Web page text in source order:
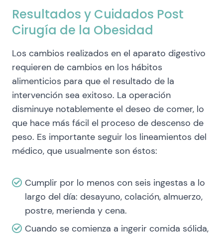
Resultados y Cuidados Post
Cirugía de la Obesidad
Los cambios realizados en el aparato digestivo
requieren de cambios en los hábitos
alimenticios para que el resultado de la
intervención sea exitoso. La operación
disminuye notablemente el deseo de comer, lo
que hace más fácil el proceso de descenso de
peso. Es importante seguir los lineamientos del
médico, que usualmente son éstos:
Cumplir por lo menos con seis ingestas a lo
largo del día: desayuno, colación, almuerzo,
postre, merienda y cena.
Cuando se comienza a ingerir comida sólida,